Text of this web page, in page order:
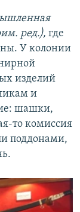
ред.), где
У колонии
изделий
и
шашки,
то комиссия
поддонами,